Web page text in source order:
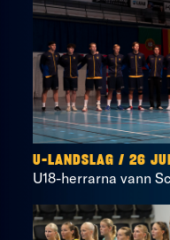
U-LANDSLAG / 26
U18-herrarna vann